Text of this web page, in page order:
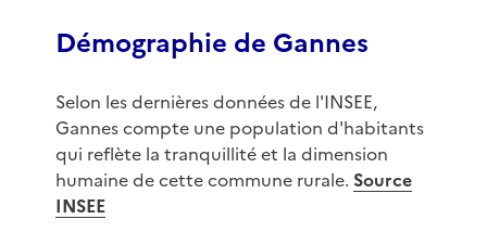
Démographie de Gannes
Selon les dernières données de l'INSEE,
Gannes compte une population d'habitants
qui reflète la tranquillité et la dimension
humaine de cette commune rurale. Source
INSEE